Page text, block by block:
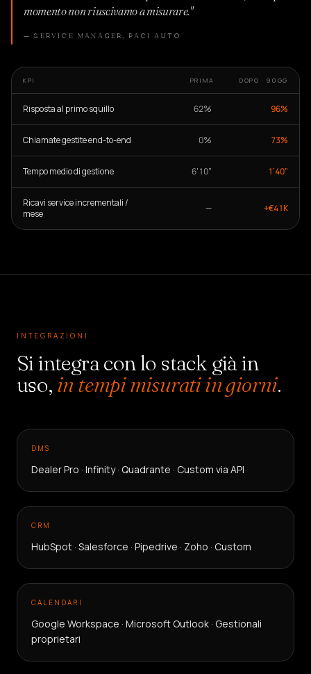
momento non riuscivamo a misurare."
— SERVICE MANAGER, PACI AUTO
KPI PRIMA DOPO · 90GG
Risposta al primo squillo 62% 96%
Chiamate gestite end-to-end 0% 73%
Tempo medio di gestione 6'10" 1'40"
Ricavi service incrementali /
mese
— +€41K
INTEGRAZIONI
Si integra con lo stack già in
uso, in tempi misurati in giorni.
DMS
Dealer Pro · Infinity · Quadrante · Custom via API
CRM
HubSpot · Salesforce · Pipedrive · Zoho · Custom
CALENDARI
Google Workspace · Microsoft Outlook · Gestionali
proprietari